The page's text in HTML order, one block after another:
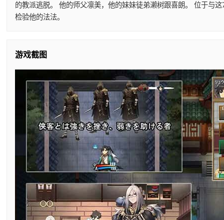
的教派逃脱。 他的师父凛美，他的妹妹徒弟濑树跟喜朗。 位于与
检验他的法法。
游戏截图